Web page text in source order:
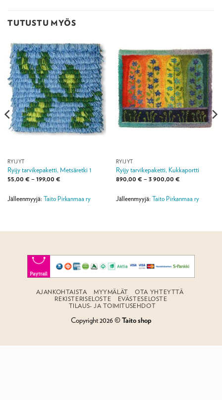
TUTUSTU MYÖS
RYIJYT
Ryijy tarvikepaketti, Metsäretki 1
55,00 € – 199,00 €Hintaluokka:
199,00 €
Jälleenmyyjä: Taito Pirkanmaa ry
RYIJYT
Ryijy tarvikepaketti, Kukkaportti
890,00 € – 3 900,00 €Hintaluokka:
3
900,00 €
Jälleenmyyjä: Taito Pirkanmaa ry
AJANKOHTAISTA MYYMÄLÄT
OTA YHTEYTTÄ
REKISTERISELOSTE
EVÄSTESELOSTE
TILAUS- JA TOIMITUSEHDOT
Copyright 2026 ©Taito shop